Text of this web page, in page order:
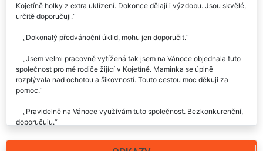
Kojetíně holky z extra uklízení. Dokonce dělají i výzdobu. Jsou skvělé,
určitě doporučuji.
Dokonalý předvánoční úklid, mohu jen doporučit.
Jsem velmi pracovně vytížená tak jsem na Vánoce objednala tuto
společnost pro mé rodiče žijící v Kojetíně. Maminka se úplně
rozplývala nad ochotou a šikovností. Touto cestou moc děkuji za
pomoc.
Pravidelně na Vánoce využívám tuto společnost. Bezkonkurenční,
doporučuju.
Na Vánoce úklid jen od vás. Jsem spokojená nad míru.